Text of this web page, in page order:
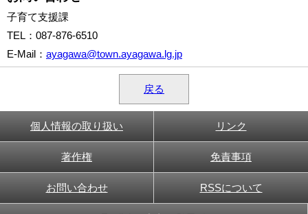
子育て支援課
TEL ：087-876-6510
E-Mail ： ayagawa@town.ayagawa.lg.jp
戻る
個人情報の取り扱い リンク
著作権 免責事項
お問い合わせ RSSについて